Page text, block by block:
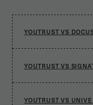
YOUTRUST VS
YOUTRUST VS
YOUTRUST VS